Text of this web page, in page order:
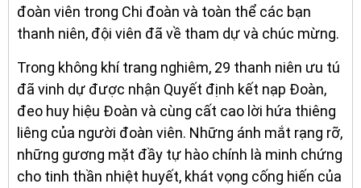
đoàn viên trong Chi đoàn và toàn thể các bạn
thanh niên, đội viên đã về tham dự và chúc mừng.
Trong không khí trang nghiêm, 29 thanh niên ưu tú
đã vinh dự được nhận Quyết định kết nạp Đoàn,
đeo huy hiệu Đoàn và cùng cất cao lời hứa thiêng
liêng của người đoàn viên. Những ánh mắt rạng rỡ,
những gương mặt đầy tự hào chính là minh chứng
cho tinh thần nhiệt huyết, khát vọng cống hiến của